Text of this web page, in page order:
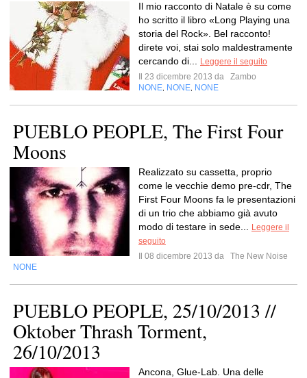
Il mio racconto di Natale è su come
ho scritto il libro «Long Playing una
storia del Rock». Bel racconto!
direte voi, stai solo maldestramente
cercando di...
Leggere il seguito
Il 23 dicembre 2013 da
Zambo
NONE NONE NONE
PUEBLO PEOPLE, The First Four
Moons
Realizzato su cassetta, proprio
come le vecchie demo pre-cdr, The
First Four Moons fa le presentazioni
di un trio che abbiamo già avuto
modo di testare in sede...
Leggere il
seguito
Il 08 dicembre 2013 da
The New Noise
NONE
PUEBLO PEOPLE, 25/10/2013 //
Oktober Thrash Torment,
26/10/2013
Ancona, Glue-Lab. Una delle